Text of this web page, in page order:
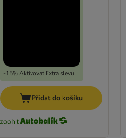
-15% Aktivovat Extra slevu
Přidat do košíku